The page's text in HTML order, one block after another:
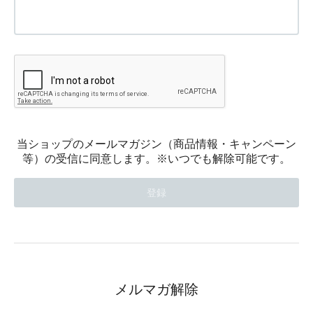
当ショップのメールマガジン（商品情報・キャンペーン
等）の受信に同意します。※いつでも解除可能です。
メルマガ解除